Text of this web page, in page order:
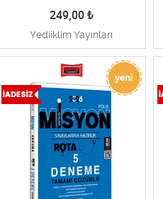
249,00₺
Yediiklim Yayınları